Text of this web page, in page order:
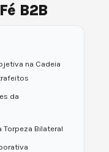
B2B
na Cadeia
da
Torpeza Bilateral